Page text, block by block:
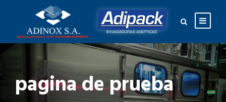
pagina de prueba